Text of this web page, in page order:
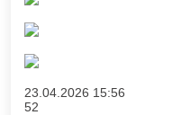
23.04.2026 15:56
52